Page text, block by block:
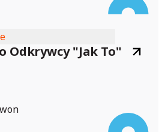
Odkrywcy "Jak To"